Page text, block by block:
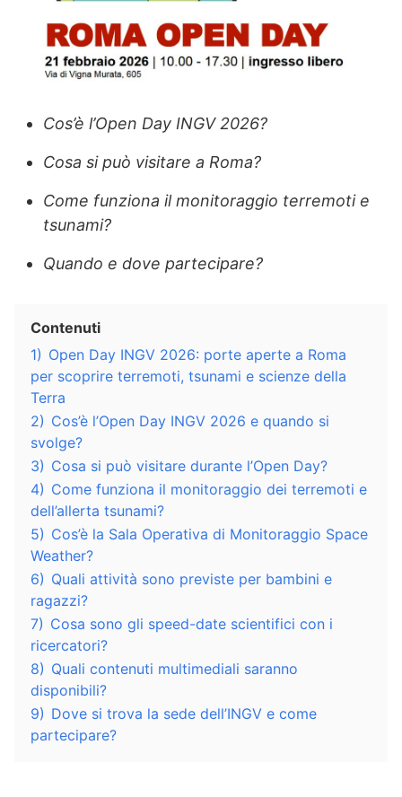
Cos’è l’Open Day INGV 2026?
Cosa si può visitare a Roma?
Come funziona il monitoraggio terremoti e
tsunami?
Quando e dove partecipare?
Contenuti
1) Open Day INGV 2026: porte aperte a Roma
per scoprire terremoti, tsunami e scienze della
Terra
2) Cos’è l’Open Day INGV 2026 e quando si
svolge?
3) Cosa si può visitare durante l’Open Day?
4) Come funziona il monitoraggio dei terremoti e
dell’allerta tsunami?
5) Cos’è la Sala Operativa di Monitoraggio Space
Weather?
6) Quali attività sono previste per bambini e
ragazzi?
7) Cosa sono gli speed-date scientifici con i
ricercatori?
8) Quali contenuti multimediali saranno
disponibili?
9) Dove si trova la sede dell’INGV e come
partecipare?